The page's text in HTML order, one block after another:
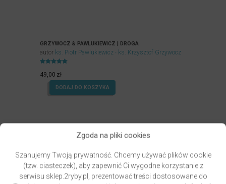
Zgoda na pliki cookies
Szanujemy Twoją prywatność. Chcemy używać plików cookie
(tzw. ciasteczek), aby zapewnić Ci wygodne korzystanie z
serwisu sklep.2ryby.pl, prezentować treści dostosowane do
GRZYWOCZ & PAWLUKIEWICZ | DROGA
autor ks. Piotr Pawlukiewicz ks. Krzysztof Grzywocz
5.00
na 5.
49,00 zł
DODAJ DO KOSZYKA